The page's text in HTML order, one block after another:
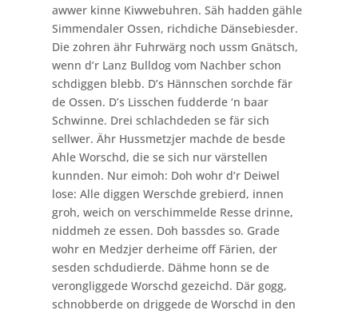
awwer kinne Kiwwebuhren. Säh hadden gähle
Simmendaler Ossen, richdiche Dänsebiesder.
Die zohren ähr Fuhrwärg noch ussm Gnätsch,
wenn d’r Lanz Bulldog vom Nachber schon
schdiggen blebb. D’s Hännschen sorchde fär
de Ossen. D’s Lisschen fudderde ‘n baar
Schwinne. Drei schlachdeden se fär sich
sellwer. Ähr Hussmetzjer machde de besde
Ahle Worschd, die se sich nur värstellen
kunnden. Nur eimoh: Doh wohr d’r Deiwel
lose: Alle diggen Werschde grebierd, innen
groh, weich on verschimmelde Resse drinne,
niddmeh ze essen. Doh bassdes so. Grade
wohr en Medzjer derheime off Färien, der
sesden schdudierde. Dähme honn se de
verongliggede Worschd gezeichd. Där gogg,
schnobberde on driggede de Worschd in den